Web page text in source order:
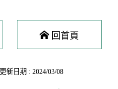
回首頁
更新日期 : 2024/03/08